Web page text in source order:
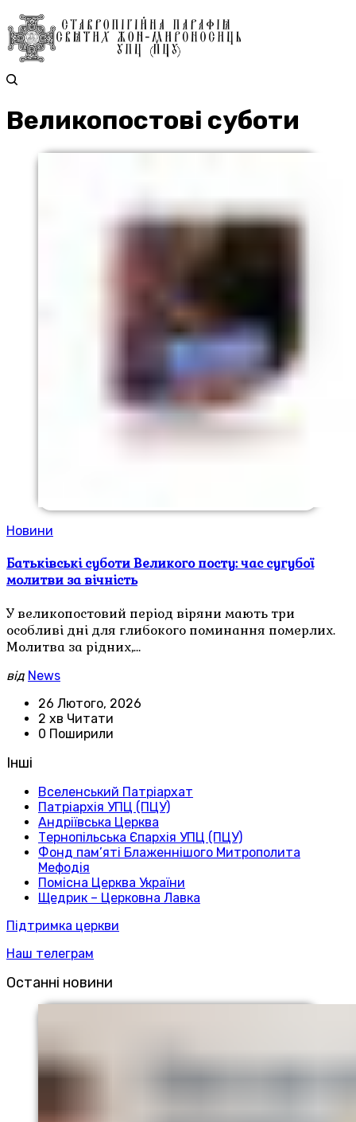
Великопостові суботи
Новини
Батьківські суботи Великого посту: час сугубої
молитви за вічність
У великопостовий період віряни мають три
особливі дні для глибокого поминання померлих.
Молитва за рідних,…
від News
26 Лютого, 2026
2 хв Читати
0 Поширили
Інші
Вселенський Патріархат
Патріархія УПЦ (ПЦУ)
Андріївська Церква
Тернопільська Єпархія УПЦ (ПЦУ)
Фонд пам’яті Блаженнішого Митрополита
Мефодія
Помісна Церква України
Щедрик – Церковна Лавка
Підтримка церкви
Наш телеграм
Останні новини